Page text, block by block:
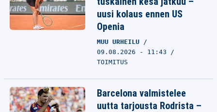
uusi kolaus ennen US
Openia
MUU URHEILU
09.08.2026 - 11:43
TOIMITUS
Barcelona valmistelee
uutta tarjousta Rodrista –